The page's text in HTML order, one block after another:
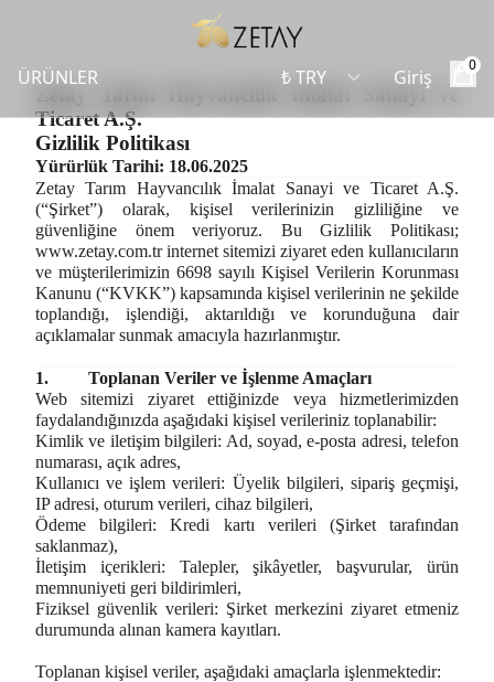
ÜRÜNLER Giriş
0
Zetay Tarım Hayvancılık İmalat Sanayi ve
Ticaret A.Ş.
Gizlilik Politikası
Yürürlük Tarihi: 18.06.2025
Zetay Tarım Hayvancılık İmalat Sanayi ve Ticaret A.Ş.
(“Şirket”) olarak, kişisel verilerinizin gizliliğine ve
güvenliğine önem veriyoruz. Bu Gizlilik Politikası;
www.zetay.com.trinternet sitemizi ziyaret eden kullanıcıların
ve müşterilerimizin 6698 sayılı Kişisel Verilerin Korunması
Kanunu (“KVKK”) kapsamında kişisel verilerinin ne şekilde
toplandığı, işlendiği, aktarıldığı ve korunduğuna dair
açıklamalar sunmak amacıyla hazırlanmıştır.
1.
Toplanan Veriler ve İşlenme Amaçları
Web sitemizi ziyaret ettiğinizde veya hizmetlerimizden
faydalandığınızda aşağıdaki kişisel verileriniz toplanabilir:
Kimlik ve iletişim bilgileri: Ad, soyad, e-posta adresi, telefon
numarası, açık adres,
Kullanıcı ve işlem verileri: Üyelik bilgileri, sipariş geçmişi,
IP adresi, oturum verileri, cihaz bilgileri,
Ödeme bilgileri: Kredi kartı verileri (Şirket tarafından
saklanmaz),
İletişim içerikleri: Talepler, şikâyetler, başvurular,
ürün
memnuniyeti geri bildirimleri,
Fiziksel güvenlik verileri: Şirket merkezini ziyaret etmeniz
durumunda alınan kamera kayıtları.
Toplanan kişisel veriler, aşağıdaki amaçlarla işlenmektedir: